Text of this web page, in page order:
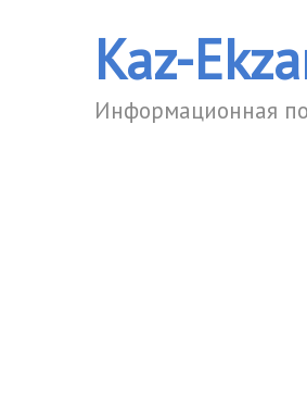
Kaz-
Информационная